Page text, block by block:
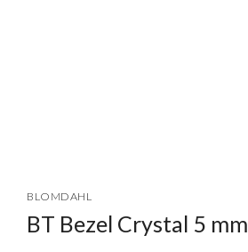
of
3
BLOMDAHL
BT Bezel Crystal 5 mm